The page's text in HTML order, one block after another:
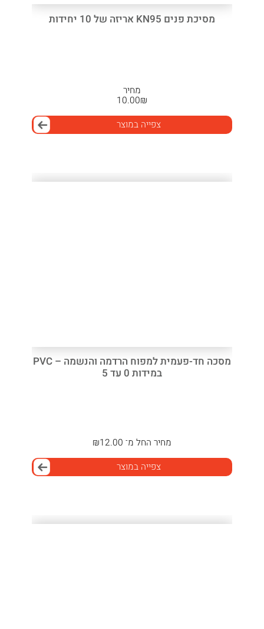
מסיכת פנים KN95 אריזה של 10 יחידות
מחיר
₪
10.00
צפייה במוצר
מסכה חד-פעמית למפוח הרדמה והנשמה – PVC
במידות 0 עד 5
מחיר החל מ־ ₪12.00
צפייה במוצר